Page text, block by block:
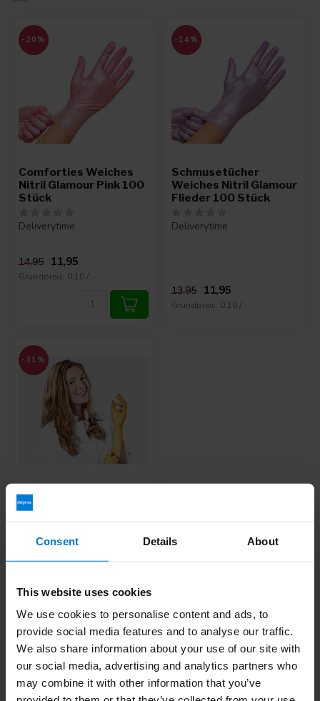
Consent Details About
This website uses cookies
We use cookies to personalise content and ads, to
provide social media features and to analyse our traffic.
We also share information about your use of our site with
our social media, advertising and analytics partners who
may combine it with other information that you’ve
-20%
Comforties Weiches
Nitril Glamour Pink 100
Stück
Deliverytime
14,95 11,95
Grundpreis: 0,10 /
-14%
Schmusetücher
Weiches Nitril Glamour
Flieder 100 Stück
Deliverytime
13,95 11,95
Grundpreis: 0,10 /
-31%
Comforties Weiches
Nitril Glamour Gold 100
Deliverytime
Grundpreis: 0,10 /